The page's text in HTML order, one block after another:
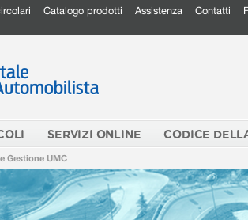
Catalogo prodotti Assistenza Contatti
SERVIZI ONLINE CODICE
Gestione UMC